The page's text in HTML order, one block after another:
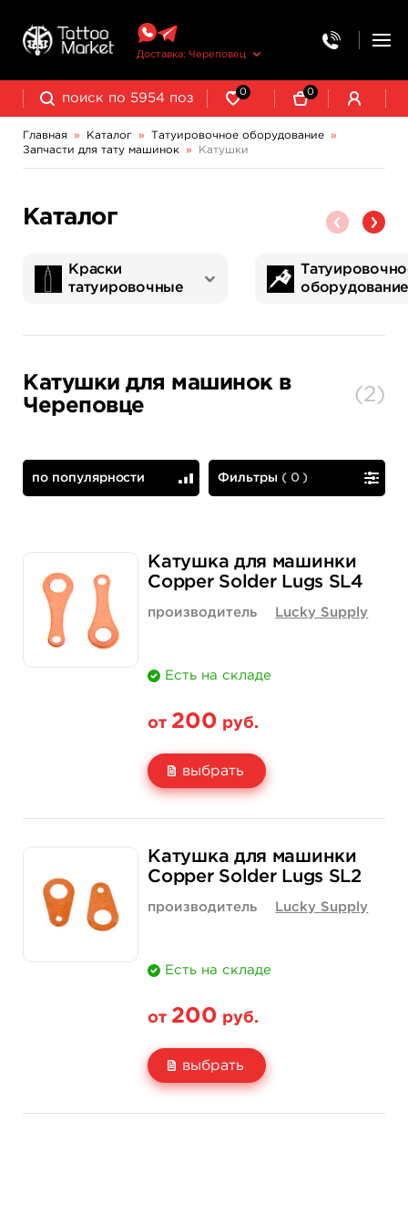
Доставка: Череповец
0 0
Главная » Каталог » Татуировочное оборудование
»
Запчасти для тату машинок
» Катушки
Фильтры (0 )
по популярности
Катушки для машинок в
Череповце
(2)
Катушка для машинки
Copper Solder Lugs SL4
производитель Lucky Supply
Есть на складе
от 200 руб.
выбрать
Количество
200 руб.
купить
Катушка для машинки
Copper Solder Lugs SL2
производитель Lucky Supply
Есть на складе
от 200 руб.
выбрать
Каталог
Краски
татуировочные